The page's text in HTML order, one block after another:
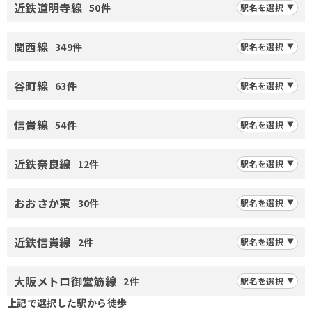
近鉄道明寺線 50件 駅名を選択
関西線 349件 駅名を選択
谷町線 63件 駅名を選択
信貴線 54件 駅名を選択
近鉄奈良線 12件 駅名を選択
おおさか東 30件 駅名を選択
近鉄信貴線 2件 駅名を選択
大阪メトロ御堂筋線 2件 駅名を選択
上記で選択した駅から徒歩